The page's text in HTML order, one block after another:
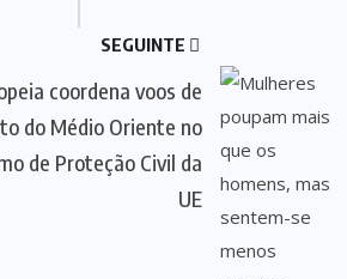
SEGUINTE
coordena voos de
do Médio Oriente no
de Proteção Civil da
UE